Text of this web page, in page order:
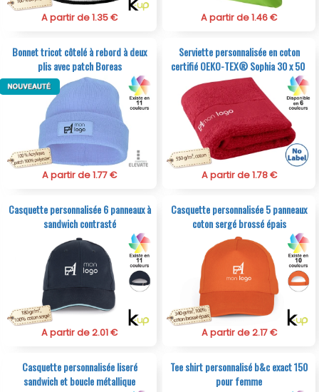
A partir de 1.35 € A partir de 1.46 €
Bonnet tricot côtelé à rebord à deux
plis avec patch Boreas
A partir de 1.77 €
Serviette personnalisée en coton
certifié OEKO-TEX® Sophia 30 x 50
A partir de 1.78 €
Casquette personnalisée 6 panneaux à
sandwich contrasté
A partir de 2.01 €
Casquette personnalisée 5 panneaux
coton sergé brossé épais
A partir de 2.17 €
Casquette personnalisée liseré
sandwich et boucle métallique
Tee shirt personnalisé b&c exact 150
pour femme